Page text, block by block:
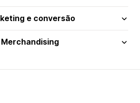
e conversão
Merchandising